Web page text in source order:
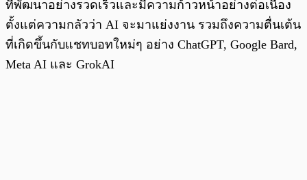
ที่พัฒนาอย่างรวดเร็วและมีความก้าวหน้าอย่างต่อเนื่อง
ตั้งแต่ความกลัวว่า AI จะมาแย่งงาน รวมถึงความตื่นเต้น
ที่เกิดขึ้นกับแชทบอทใหม่ๆ อย่าง ChatGPT, Google Bard,
Meta AI และ GrokAI